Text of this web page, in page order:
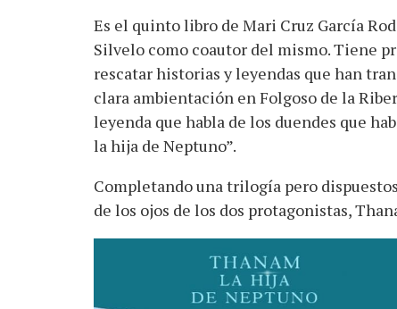
Es el quinto libro de Mari Cruz García
Silvelo como coautor del mismo. Tiene
rescatar historias y leyendas que han
clara ambientación en Folgoso de la
leyenda que habla de los duendes que
la hija de Neptuno”.
Completando una trilogía pero
de los ojos de los dos protagonistas,